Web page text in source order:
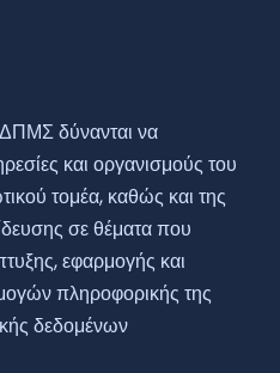
δύνανται να
και οργανισμούς του
τομέα, καθώς και της
σε θέματα που
εφαρμογής και
πληροφορικής της
δεδομένων